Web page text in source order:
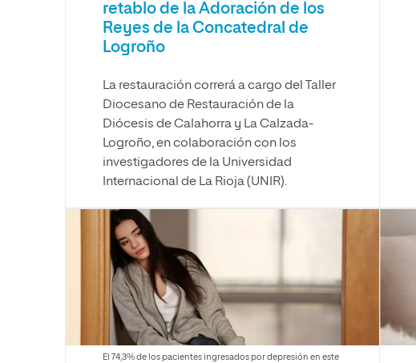
retablo de la Adoración de los
Reyes de la Concatedral de
Logroño
La restauración correrá a cargo del Taller
Diocesano de Restauración de la
Diócesis de Calahorra y La Calzada-
Logroño, en colaboración con los
investigadores de la Universidad
Internacional de La Rioja (UNIR).
El 74,3% de los pacientes ingresados por depresión en este